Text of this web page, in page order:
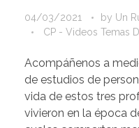
04/03/2021 by Un
CP - Videos Temas
Acompáñenos a
de estudios de
vida de estos tres
vivieron en la época